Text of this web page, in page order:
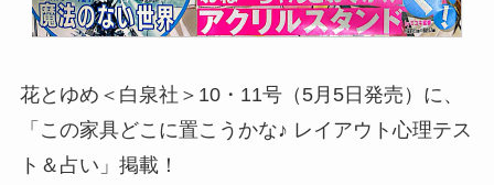
花とゆめ＜白泉社＞10・11号（5月5日発売）に、
「この家具どこに置こうかな♪ レイアウト心理テス
ト＆占い」掲載！